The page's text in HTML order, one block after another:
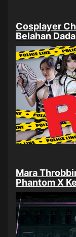
Cosplayer
Belahan Dada
Mara
Phantom X